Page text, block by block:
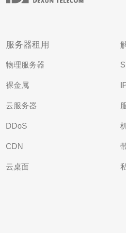
服务器租用
物理服务器
裸金属
云服务器
DDoS
CDN
云桌面